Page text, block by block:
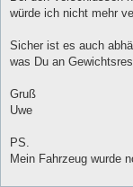
würde ich nicht mehr
Sicher ist es auch
was Du an
Gruß
Uwe
PS.
Mein Fahrzeug wurde